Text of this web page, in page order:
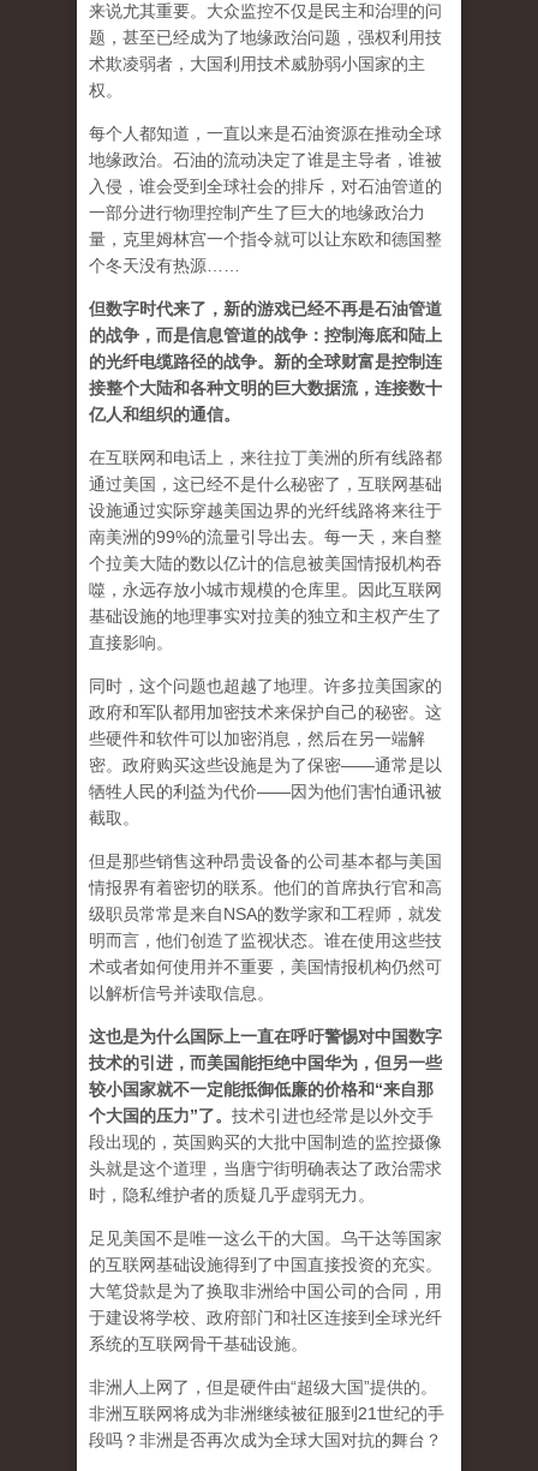
来说尤其重要。大众监控不仅是民主和治理的问
题，甚至已经成为了地缘政治问题，强权利用技
术欺凌弱者，大国利用技术威胁弱小国家的主
权。
每个人都知道，一直以来是石油资源在推动全球
地缘政治。石油的流动决定了谁是主导者，谁被
入侵，谁会受到全球社会的排斥，对石油管道的
一部分进行物理控制产生了巨大的地缘政治力
量，克里姆林宫一个指令就可以让东欧和德国整
个冬天没有热源……
但数字时代来了，新的游戏已经不再是石油管道
的战争，而是信息管道的战争：控制海底和陆上
的光纤电缆路径的战争。新的全球财富是控制连
接整个大陆和各种文明的巨大数据流，连接数十
亿人和组织的通信。
在互联网和电话上，来往拉丁美洲的所有线路都
通过美国，这已经不是什么秘密了，互联网基础
设施通过实际穿越美国边界的光纤线路将来往于
南美洲的99%的流量引导出去。每一天，来自整
个拉美大陆的数以亿计的信息被美国情报机构吞
噬，永远存放小城市规模的仓库里。因此互联网
基础设施的地理事实对拉美的独立和主权产生了
直接影响。
同时，这个问题也超越了地理。许多拉美国家的
政府和军​​队都用加密技术来保护自己的秘密。这
些硬件和软件可以加密消息，然后在另一端解
密。政府购买这些设施是为了保密——通常是以
牺牲人民的利益为代价——因为他们害怕通讯被
截取。
但是那些销售这种昂贵设备的公司基本都与美国
情报界有着密切的联系。他们的首席执行官和高
级职员常常是来自NSA的数学家和工程师，就发
明而言，他们创造了监视状态。谁在使用这些技
术或者如何使用并不重要，美国情报机构仍然可
以解析信号并读取信息。
这也是为什么国际上一直在呼吁警惕对中国数字
技术的引进，而美国能拒绝中国华为，但另一些
较小国家就不一定能抵御低廉的价格和“来自那
个大国的压力”了。 技术引进也经常是以外交手
段出现的，英国购买的大批中国制造的监控摄像
头就是这个道理，当唐宁街明确表达了政治需求
时，隐私维护者的质疑几乎虚弱无力。
足见美国不是唯一这么干的大国。乌干达等国家
的互联网基础设施得到了中国直接投资的充实。
大笔贷款是为了换取非洲给中国公司的合同，用
于建设将学校、政府部门和社区连接到全球光纤
系统的互联网骨干基础设施。
非洲人上网了，但是硬件由“超级大国”提供的。
非洲互联网将成为非洲继续被征服到21世纪的手
段吗？非洲是否再次成为全球大国对抗的舞台？